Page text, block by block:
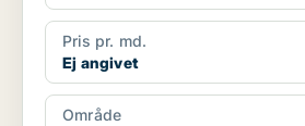
Pris pr. md.
Ej angivet
Område